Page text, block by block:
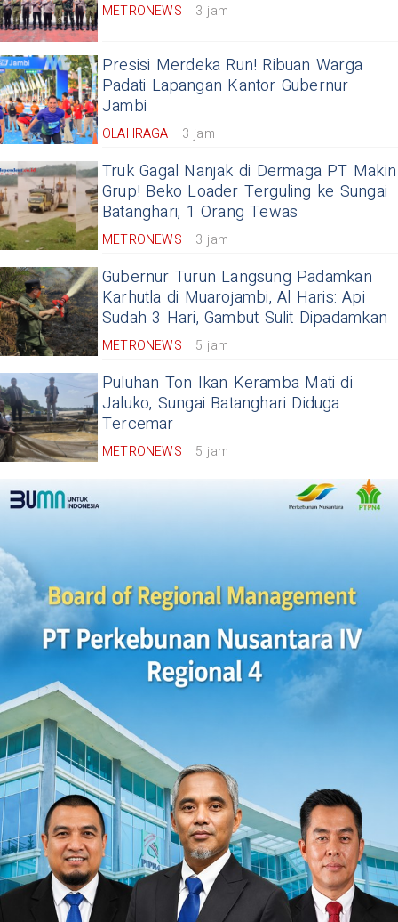
METRONEWS 3 jam
Presisi Merdeka Run! Ribuan Warga
Padati Lapangan Kantor Gubernur
Jambi
OLAHRAGA 3 jam
Truk Gagal Nanjak di Dermaga PT Makin
Grup! Beko Loader Terguling ke Sungai
Batanghari, 1 Orang Tewas
METRONEWS 3 jam
Gubernur Turun Langsung Padamkan
Karhutla di Muarojambi, Al Haris: Api
Sudah 3 Hari, Gambut Sulit Dipadamkan
METRONEWS 5 jam
Puluhan Ton Ikan Keramba Mati di
Jaluko, Sungai Batanghari Diduga
Tercemar
METRONEWS 5 jam